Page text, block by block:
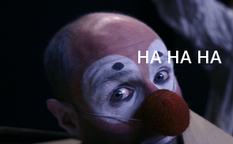
HA HA HA